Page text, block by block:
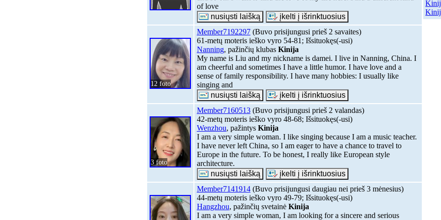
of love
12 foto
Member7192297(Buvo prisijungusi prieš 2 savaites)
61-metų moteris ieško vyro 54-81; Išsituokęs(-usi)
Nanning, pažinčių klubas Kinija
My name is Liu and my nickname is damei. I live in Nanning, China. I
am cheerful and sometimes I have a little humor. I have love and a
sense of family responsibility. I have many hobbies: I usually like
singing and
3 foto
Member7160513(Buvo prisijungusi prieš 2 valandas)
42-metų moteris ieško vyro 48-68; Išsituokęs(-usi)
Wenzhou, pažintys Kinija
I am a very simple woman. I like singing because I am a music teacher.
I have never left China, so I am eager to have a chance to travel to
Europe in the future. To be honest, I really like European style
architecture.
Member7141914(Buvo prisijungusi daugiau nei prieš 3 mėnesius)
44-metų moteris ieško vyro 49-79; Išsituokęs(-usi)
Hangzhou, pažinčių svetainė Kinija
I am a very simple woman, I am looking for a sincere and serious